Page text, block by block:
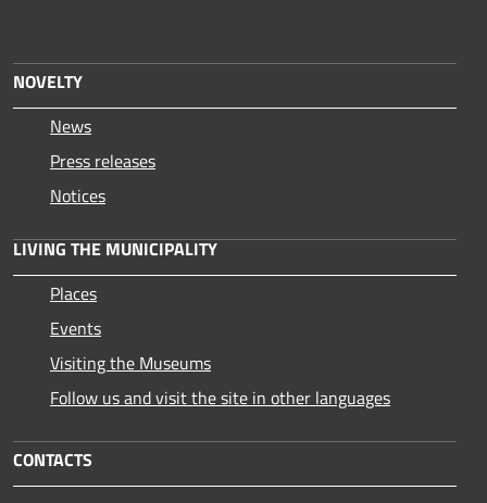
NOVELTY
News
Press releases
Notices
LIVING THE MUNICIPALITY
Places
Events
Visiting the Museums
Follow us and visit the site in other languages
CONTACTS